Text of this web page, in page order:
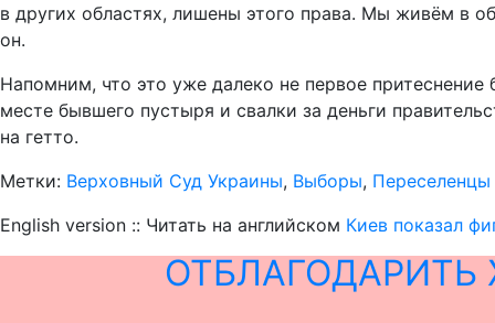
в других областях, лишены этого права. Мы живём в
он.
Напомним, что это уже далеко не первое
месте бывшего пустыря и свалки за деньги
на гетто.
Метки: Верховный Суд Украины, Выборы,
English version :: Читать на английском Киев показал